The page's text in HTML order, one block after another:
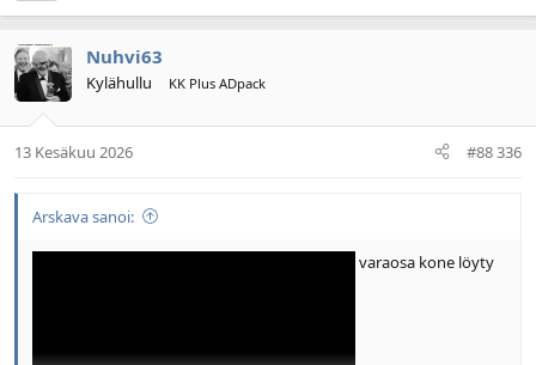
Nuhvi63
Kylähullu KK Plus ADpack
13 Kesäkuu 2026 #88 336
Arskava sanoi:
varaosa kone löyty